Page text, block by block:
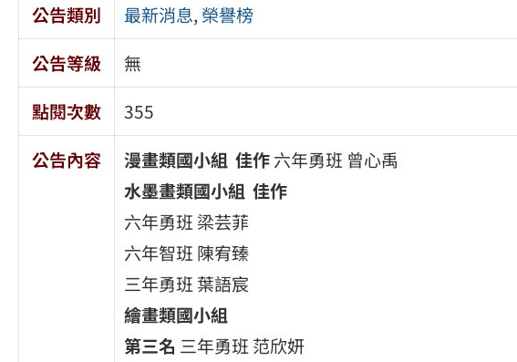
公告類別
最新消息,榮譽榜
公告等級
無
點閱次數
355
公告內容
漫畫類國小組 佳作六年勇班 曾心禹
水墨畫類國小組 佳作
六年勇班 梁芸菲
六年智班 陳宥臻
三年勇班 葉語宸
繪畫類國小組
第三名 三年勇班 范欣妍